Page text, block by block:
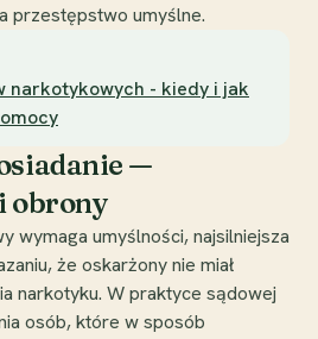
przestępstwo umyślne.
narkotykowych - kiedy i jak
—
obrony
wymaga umyślności, najsilniejsza
że oskarżony nie miał
narkotyku. W praktyce sądowej
osób, które w sposób